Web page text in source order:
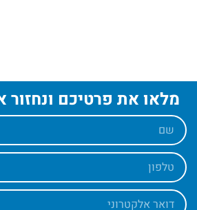
מלאו את פרטיכם